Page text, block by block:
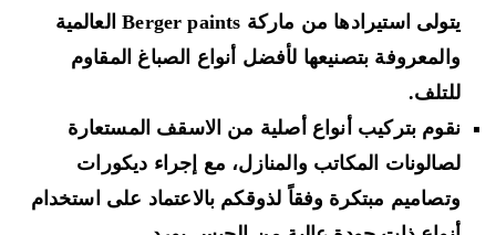
يتولى استيرادها من ماركة Berger paints العالمية
والمعروفة بتصنيعها لأفضل أنواع الصباغ المقاوم
للتلف.
نقوم بتركيب أنواع أصلية من الاسقف المستعارة
لصالونات المكاتب والمنازل، مع إجراء ديكورات
وتصاميم مبتكرة وفقاً لذوقكم بالاعتماد على استخدام